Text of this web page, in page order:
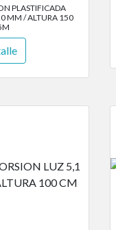
PLASTIFICADA
MM / ALTURA 150